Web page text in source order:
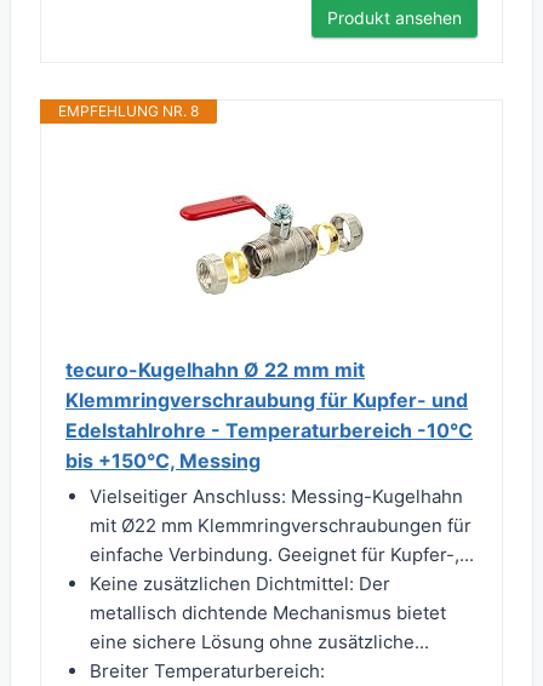
Produkt ansehen
EMPFEHLUNG NR. 8
tecuro-Kugelhahn Ø 22 mm mit
Klemmringverschraubung für Kupfer- und
Edelstahlrohre - Temperaturbereich -10°C
bis +150°C, Messing
Vielseitiger Anschluss: Messing-Kugelhahn
mit Ø22 mm Klemmringverschraubungen für
einfache Verbindung. Geeignet für Kupfer-,...
Keine zusätzlichen Dichtmittel: Der
metallisch dichtende Mechanismus bietet
eine sichere Lösung ohne zusätzliche...
Breiter Temperaturbereich: